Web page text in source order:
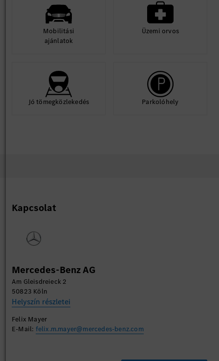
Mobilitási
ajánlatok
Üzemi orvos
Jó tömegközlekedés Parkolóhely
Kapcsolat
Mercedes-Benz AG
Am Gleisdreieck 2
50823 Köln
Helyszín részletei
Felix Mayer
E-Mail: felix.m.mayer@mercedes-benz.com